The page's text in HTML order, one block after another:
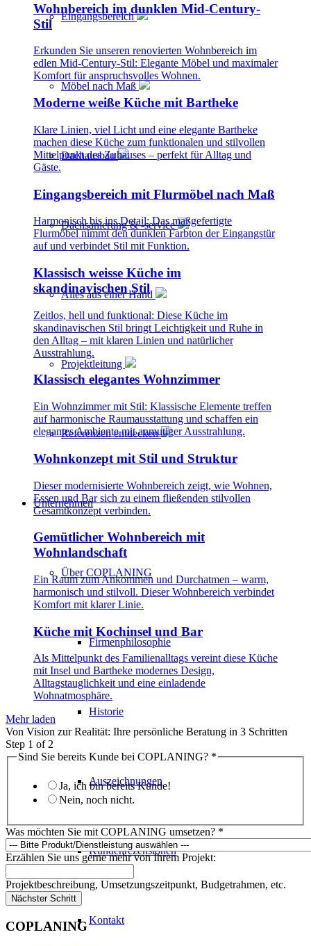
Eingangsbereich
Möbel nach Maß
Dachausbau
Dachsanierung & -service
Alles aus einer Hand
Projektleitung
Referenzen entdecken
Unternehmen
Über COPLANING
Firmenphilosophie
Historie
Auszeichnungen
Kundenrezensionen
Kontakt
Wohnbereich im dunklen Mid-Century-
Stil
Erkunden Sie unseren renovierten Wohnbereich im
edlen Mid-Century-Stil: Elegante Möbel und maximaler
Komfort für anspruchsvolles Wohnen.
Moderne weiße Küche mit Bartheke
Klare Linien, viel Licht und eine elegante Bartheke
machen diese Küche zum funktionalen und stilvollen
Mittelpunkt des Zuhauses – perfekt für Alltag und
Gäste.
Eingangsbereich mit Flurmöbel nach Maß
Harmonisch bis ins Detail: Das maßgefertigte
Flurmöbel nimmt den dunklen Farbton der Eingangstür
auf und verbindet Stil mit Funktion.
Klassisch weisse Küche im
skandinavischen Stil
Zeitlos, hell und funktional: Diese Küche im
skandinavischen Stil bringt Leichtigkeit und Ruhe in
den Alltag – mit klaren Linien und natürlicher
Ausstrahlung.
Klassisch elegantes Wohnzimmer
Ein Wohnzimmer mit Stil: Klassische Elemente treffen
auf harmonische Raumausstattung und schaffen ein
elegantes Ambiente mit anmutiger Ausstrahlung.
Wohnkonzept mit Stil und Struktur
Dieser modernisierte Wohnbereich zeigt, wie Wohnen,
Essen und Bar sich zu einem fließenden stilvollen
Gesamtkonzept verbinden.
Gemütlicher Wohnbereich mit
Wohnlandschaft
Ein Raum zum Ankommen und Durchatmen – warm,
harmonisch und stilvoll. Dieser Wohnbereich verbindet
Komfort mit klarer Linie.
Küche mit Kochinsel und Bar
Als Mittelpunkt des Familienalltags vereint diese Küche
mit Insel und Bartheke modernes Design,
Alltagstauglichkeit und eine einladende
Wohnatmosphäre.
Mehr laden
Von Vision zur Realität: Ihre persönliche Beratung in 3 Schritten
Step 1 of 2
Sind Sie bereits Kunde bei COPLANING? *
Ja, ich bin bereits Kunde!
Nein, noch nicht.
Was möchten Sie mit COPLANING umsetzen? *
Erzählen Sie uns gerne mehr von Ihrem Projekt:
Projektbeschreibung, Umsetzungszeitpunkt, Budgetrahmen, etc.
Nächster Schritt
COPLANING